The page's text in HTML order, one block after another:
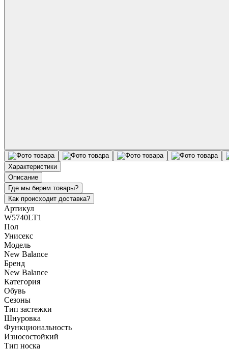
Характеристики
Описание
Где мы берем товары?
Как происходит доставка?
Артикул
W5740LT1
Пол
Унисекс
Модель
New Balance
Бренд
New Balance
Категория
Обувь
Сезоны
Тип застежки
Шнуровка
Функциональность
Износостойкий
Тип носка